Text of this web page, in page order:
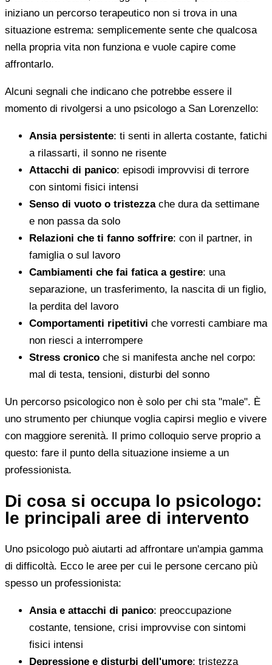
iniziano un percorso terapeutico non si trova in una
situazione estrema: semplicemente sente che qualcosa
nella propria vita non funziona e vuole capire come
affrontarlo.
Alcuni segnali che indicano che potrebbe essere il
momento di rivolgersi a uno psicologo a San Lorenzello:
Ansia persistente: ti senti in allerta costante, fatichi
a rilassarti, il sonno ne risente
Attacchi di panico: episodi improvvisi di terrore
con sintomi fisici intensi
Senso di vuoto o tristezzache dura da settimane
e non passa da solo
Relazioni che ti fanno soffrire: con il partner, in
famiglia o sul lavoro
Cambiamenti che fai fatica a gestire: una
separazione, un trasferimento, la nascita di un figlio,
la perdita del lavoro
Comportamenti ripetitivi che vorresti cambiare ma
non riesci a interrompere
Stress cronico che si manifesta anche nel corpo:
mal di testa, tensioni, disturbi del sonno
Un percorso psicologico non è solo per chi sta "male". È
uno strumento per chiunque voglia capirsi meglio e vivere
con maggiore serenità. Il primo colloquio serve proprio a
questo: fare il punto della situazione insieme a un
professionista.
Di cosa si occupa lo psicologo:
le principali aree di intervento
Uno psicologo può aiutarti ad affrontare un'ampia gamma
di difficoltà. Ecco le aree per cui le persone cercano più
spesso un professionista:
Ansia e attacchi di panico: preoccupazione
costante, tensione, crisi improvvise con sintomi
fisici intensi
Depressione e disturbi dell'umore: tristezza